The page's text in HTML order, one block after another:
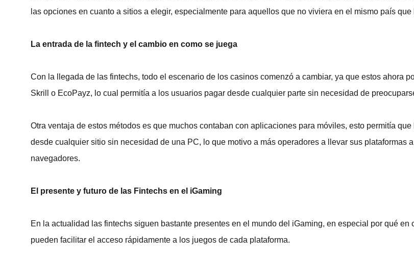
las opciones en cuanto a sitios a elegir, especialmente para aquellos que no viviera en el mismo país que
La entrada de la fintech y el cambio en como se juega
Con la llegada de las fintechs, todo el escenario de los casinos comenzó a cambiar, ya que estos ahora
Skrill o EcoPayz, lo cual permitía a los usuarios pagar desde cualquier parte sin necesidad de
Otra ventaja de estos métodos es que muchos contaban con aplicaciones para móviles, esto permitía
desde cualquier sitio sin necesidad de una PC, lo que motivo a más operadores a llevar sus plataformas
navegadores.
El presente y futuro de las Fintechs en el iGaming
En la actualidad las fintechs siguen bastante presentes en el mundo del iGaming, en especial por qué
pueden facilitar el acceso rápidamente a los juegos de cada plataforma.